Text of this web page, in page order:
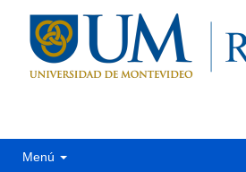
Menú